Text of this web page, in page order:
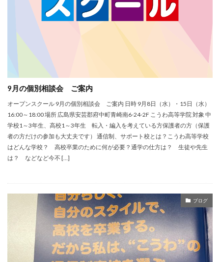
9月の個別相談会 ご案内
オープンスクール 9月の個別相談会 ご案内 日時 9月8日（水）・15日（水）
16:00～18:00 場所 広島県安芸郡府中町青崎南6-24-2F こうわ高等学院 対象 中
学校1～3年生、高校1～3年生 転入・編入を考えている方保護者の方（保護
者の方だけの参加も大丈夫です） 通信制、サポート校とは？こうわ高等学校
はどんな学校？ 高校卒業のために何が必要？通学の仕方は？ 生徒や先生
は？ などなど今不 […]
ブログ